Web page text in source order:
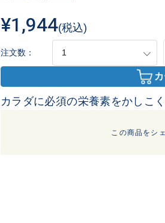
¥1,944(税込)
注文数：
カラダに必須の栄養素をかしこ
この商品をシ